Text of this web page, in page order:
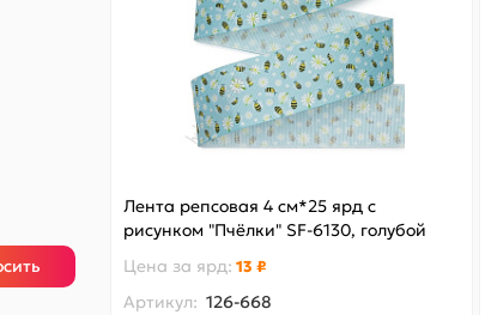
Лента репсовая 4 см*25 ярд с
рисунком "Пчёлки" SF-6130, голубой
Цена за ярд: 13 ₽
Артикул: 126-668